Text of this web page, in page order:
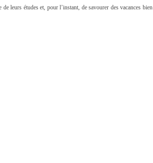
leurs études et, pour l’instant, de savourer des vacances bien